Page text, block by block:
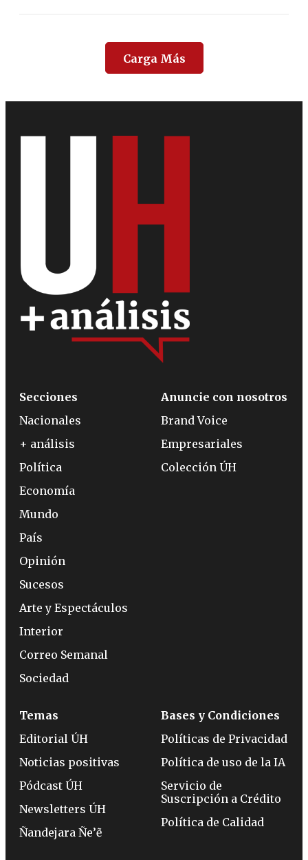
Carga Más
Secciones
Nacionales
+ análisis
Política
Economía
Mundo
País
Opinión
Sucesos
Arte y Espectáculos
Interior
Correo Semanal
Sociedad
Anuncie con nosotros
Brand Voice
Empresariales
Colección ÚH
Temas
Editorial ÚH
Noticias positivas
Pódcast ÚH
Newsletters ÚH
Ñandejara Ñe’ẽ
Bases y Condiciones
Políticas de Privacidad
Política de uso de la IA
Servicio de
Suscripción a Crédito
Política de Calidad